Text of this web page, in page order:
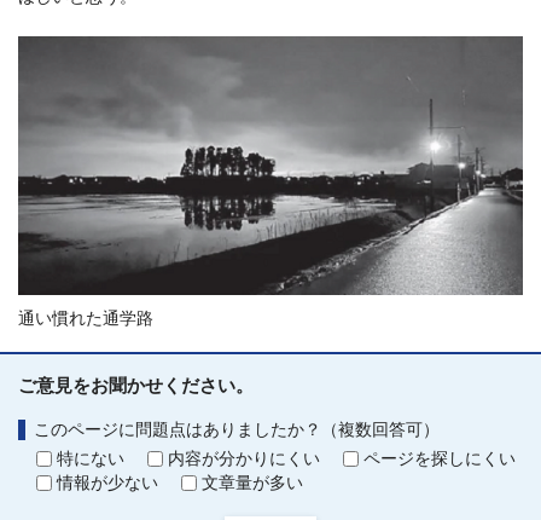
通い慣れた通学路
ご意見をお聞かせください。
このページに問題点はありましたか？（複数回答可）
特にない
内容が分かりにくい
ページを探しにくい
情報が少ない
文章量が多い